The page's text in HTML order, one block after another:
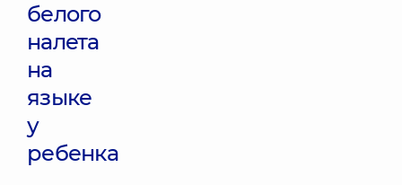
белого
налета
на
языке
у
ребенка